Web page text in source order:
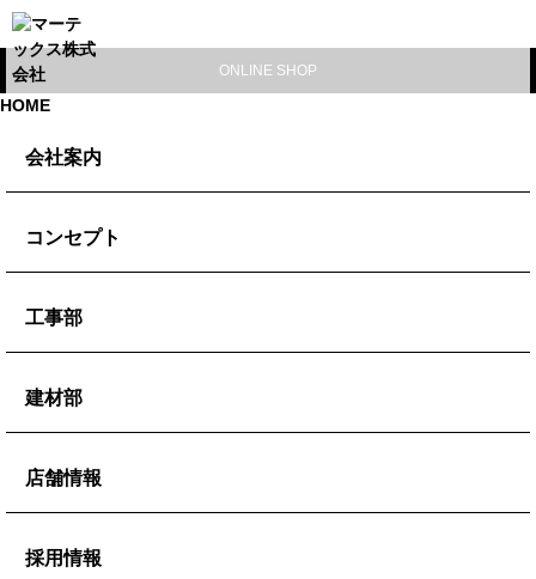
ONLINE SHOP
HOME
会社案内
会社概要
ブログ
コンセプト
ミッション
ビジョン
工事部
防水工事
外壁改修
建材部
防水副資材
タイル
店舗情報
採用情報